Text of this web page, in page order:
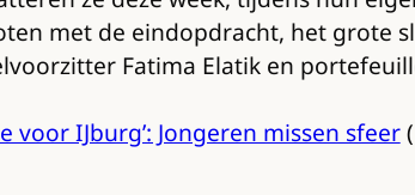
met de eindopdracht, het grote
Fatima Elatik en
voor IJburg’: Jongeren missen sfeer